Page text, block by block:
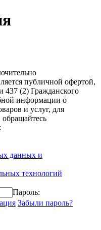
публичной офертой,
437 (2) Гражданского
информации о
и услуг, для
данных и
технологий
Пароль:
Забыли пароль?